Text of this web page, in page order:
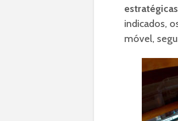
estratégicas
indicados,
móvel,